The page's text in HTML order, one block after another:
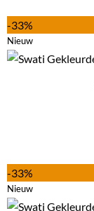
-33%
Nieuw
-33%
Nieuw